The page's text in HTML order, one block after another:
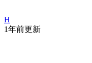
H
1年前更新